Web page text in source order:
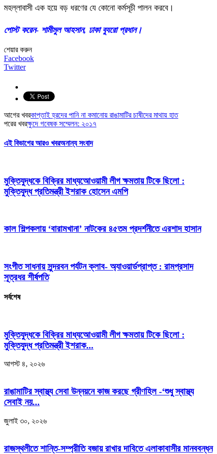
মহল্লাবাসী এক হয়ে বড় ধরণের যে কোনো কর্মসূচী পালন করবে।
পোস্ট করেন- শামীমুল আহসান, ঢাকা ব্যুরো প্রধান।
শেয়ার করুন
Facebook
Twitter
আগের খবরকাপ্তাই হ্রদের পানি না কমানোয় রাঙামাটির চাষীদের মাথায় হাত
পরের খবরক্ষুদে গবেষক সম্মেলন: ২০১৭
এই বিভাগের আরও খবরঅনান্য সংবাদ
মুক্তিযুদ্ধকে বিক্রির মাধ্যআেওয়ামী লীগ ক্ষমতায় টিকে ছিলো :
মুক্তিযুদ্ধ প্রতিমন্ত্রী ইশরাক হোসেন এমপি
কাল শিল্পকলায় ‘বারামখানা’ নাটকের ৪৫তম প্রদর্শনীতে এরশাদ হাসান
সংগীত সাধনায় সুন্দরবন পর্যটন ক্লাব- অ্যাওয়ার্ডপ্রাপ্ত : রামপ্রসাদ
সূত্রধর শীর্ষপতি
সর্বশেষ
মুক্তিযুদ্ধকে বিক্রির মাধ্যআেওয়ামী লীগ ক্ষমতায় টিকে ছিলো :
মুক্তিযুদ্ধ প্রতিমন্ত্রী ইশরাক...
আগস্ট ৪, ২০২৬
রাঙামাটির স্বাস্থ্য সেবা উন্নয়নে কাজ করছে গ্রীণহিল -‘শুধু স্বাস্থ্য
সেবাই নয়...
জুলাই ৩০, ২০২৬
রাজস্থলীতে শান্তি-সম্প্রীতি বজায় রাখার দাবিতে এলাকাবাসীর মানববন্ধন